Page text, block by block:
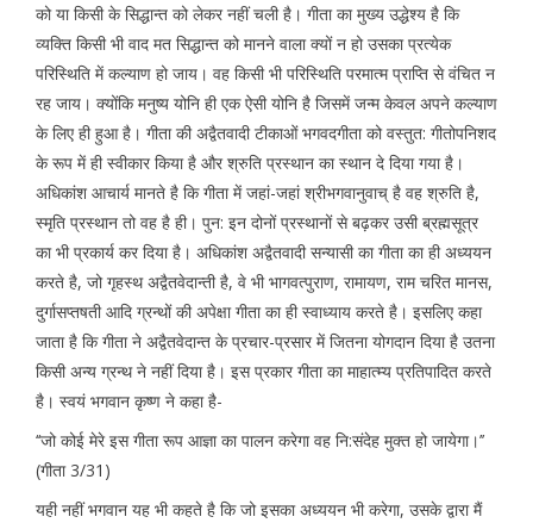
को या किसी के सिद्धान्त को लेकर नहीं चली है। गीता का मुख्य उद्धेश्य है कि
व्यक्ति किसी भी वाद मत सिद्धान्त को मानने वाला क्यों न हो उसका प्रत्येक
परिस्थिति में कल्याण हो जाय। वह किसी भी परिस्थिति परमात्म प्राप्ति से वंचित न
रह जाय। क्योंकि मनुष्य योनि ही एक ऐसी योनि है जिसमें जन्म केवल अपने कल्याण
के लिए ही हुआ है। गीता की अद्वैतवादी टीकाओं भगवदगीता को वस्तुत: गीतोपनिशद
के रूप में ही स्वीकार किया है और श्रुति प्रस्थान का स्थान दे दिया गया है।
अधिकांश आचार्य मानते है कि गीता में जहां-जहां श्रीभगवानुवाच् है वह श्रुति है,
स्मृति प्रस्थान तो वह है ही। पुन: इन दोनों प्रस्थानों से बढ़कर उसी ब्रह्मसूत्र
का भी प्रकार्य कर दिया है। अधिकांश अद्वैतवादी सन्यासी का गीता का ही अध्ययन
करते है, जो गृहस्थ अद्वैतवेदान्ती है, वे भी भागवत्पुराण, रामायण, राम चरित मानस,
दुर्गासप्तषती आदि ग्रन्थों की अपेक्षा गीता का ही स्वाध्याय करते है। इसलिए कहा
जाता है कि गीता ने अद्वैतवेदान्त के प्रचार-प्रसार में जितना योगदान दिया है उतना
किसी अन्य ग्रन्थ ने नहीं दिया है। इस प्रकार गीता का माहात्म्य प्रतिपादित करते
है। स्वयं भगवान कृष्ण ने कहा है-
‘‘जो कोई मेरे इस गीता रूप आज्ञा का पालन करेगा वह नि:संदेह मुक्त हो जायेगा।’’
(गीता 3/31)
यही नहीं भगवान यह भी कहते है कि जो इसका अध्ययन भी करेगा, उसके द्वारा मैं